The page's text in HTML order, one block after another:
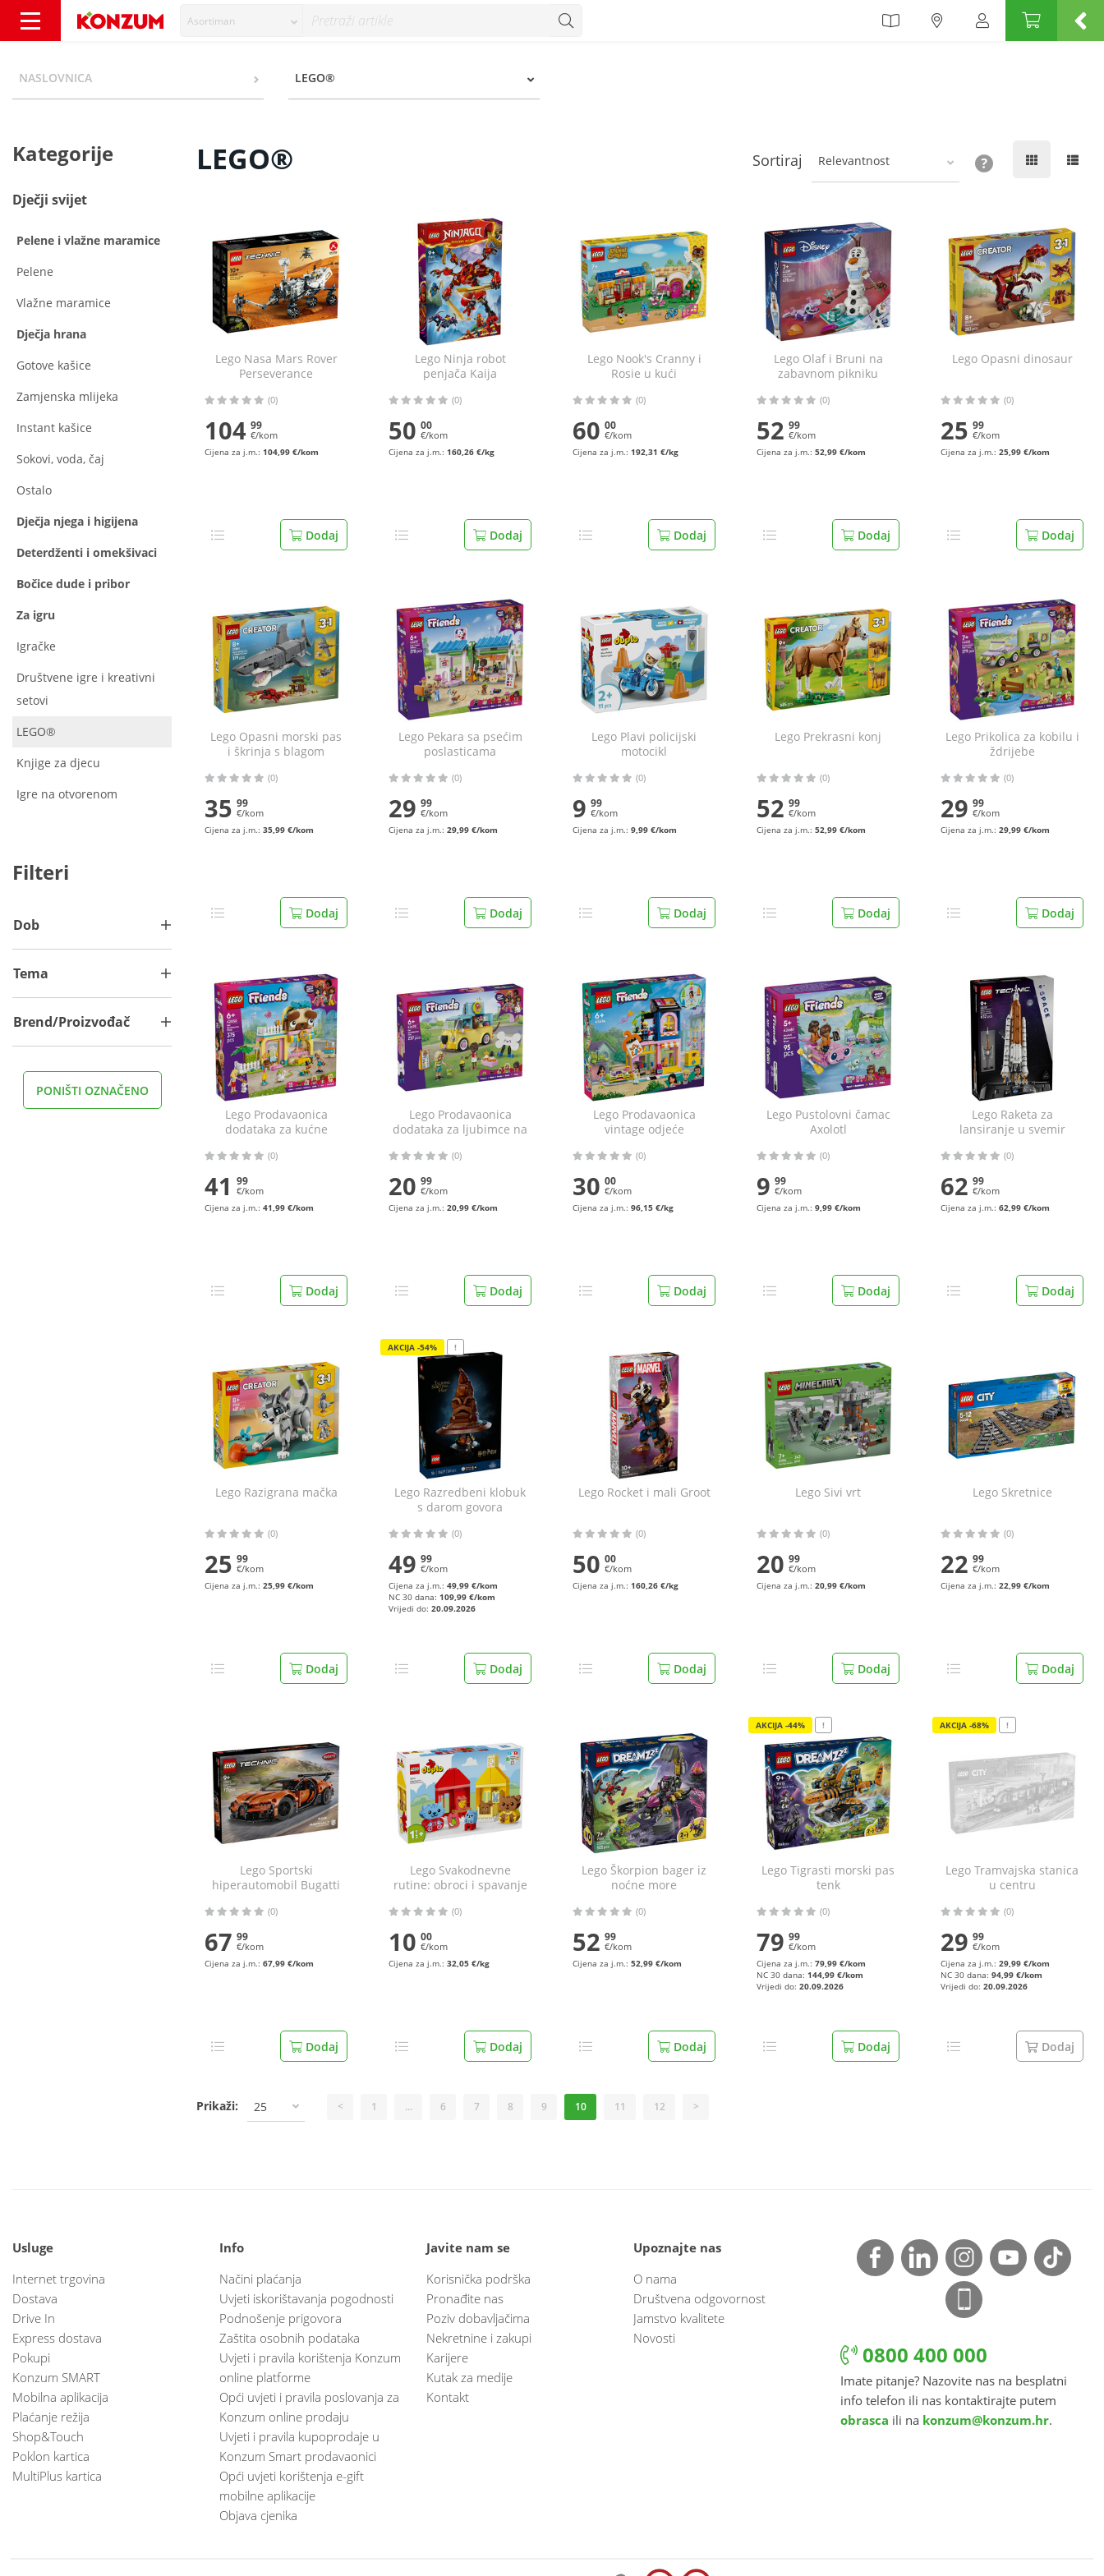
Asortiman
NASLOVNICA LEGO®
Kategorije
Dječji svijet
Pelene i vlažne maramice
Pelene
Vlažne maramice
Dječja hrana
Gotove kašice
Zamjenska mlijeka
Instant kašice
Sokovi, voda, čaj
Ostalo
Dječja njega i higijena
Deterdženti i omekšivaci
Bočice dude i pribor
Za igru
Igračke
Društvene igre i kreativni
setovi
LEGO®
Knjige za djecu
Igre na otvorenom
Filteri
Dob
Tema
Brend/Proizvođač
PONIŠTI OZNAČENO
LEGO® Sortiraj Relevantnost
Lego Nasa Mars Rover
Perseverance
(0)
104 99
€/kom
Cijena za j.m.: 104,99 €/kom
Dodaj
Lego Ninja robot
penjača Kaija
(0)
50 00
€/kom
Cijena za j.m.: 160,26 €/kg
Dodaj
Lego Nook's Cranny i
Rosie u kući
(0)
60 00
€/kom
Cijena za j.m.: 192,31 €/kg
Dodaj
Lego Olaf i Bruni na
zabavnom pikniku
(0)
52 99
€/kom
Cijena za j.m.: 52,99 €/kom
Dodaj
Lego Opasni dinosaur
(0)
25 99
€/kom
Cijena za j.m.: 25,99 €/kom
Dodaj
Lego Opasni morski pas
i škrinja s blagom
(0)
35 99
€/kom
Cijena za j.m.: 35,99 €/kom
Dodaj
Lego Pekara sa psećim
poslasticama
(0)
29 99
€/kom
Cijena za j.m.: 29,99 €/kom
Dodaj
Lego Plavi policijski
motocikl
(0)
9 99
€/kom
Cijena za j.m.: 9,99 €/kom
Dodaj
Lego Prekrasni konj
(0)
52 99
€/kom
Cijena za j.m.: 52,99 €/kom
Dodaj
Lego Prikolica za kobilu i
ždrijebe
(0)
29 99
€/kom
Cijena za j.m.: 29,99 €/kom
Dodaj
Lego Prodavaonica
dodataka za kućne
(0)
41 99
€/kom
Cijena za j.m.: 41,99 €/kom
Dodaj
Lego Prodavaonica
dodataka za ljubimce na
(0)
20 99
€/kom
Cijena za j.m.: 20,99 €/kom
Dodaj
Lego Prodavaonica
vintage odjeće
(0)
30 00
€/kom
Cijena za j.m.: 96,15 €/kg
Dodaj
Lego Pustolovni čamac
Axolotl
(0)
9 99
€/kom
Cijena za j.m.: 9,99 €/kom
Dodaj
Lego Raketa za
lansiranje u svemir
(0)
62 99
€/kom
Cijena za j.m.: 62,99 €/kom
Dodaj
Lego Razigrana mačka
(0)
25 99
€/kom
Cijena za j.m.: 25,99 €/kom
Dodaj
AKCIJA -54% !
Lego Razredbeni klobuk
s darom govora
(0)
49 99
€/kom
Cijena za j.m.: 49,99 €/kom
NC 30 dana: 109,99 €/kom
Vrijedi do: 20.09.2026
Dodaj
Lego Rocket i mali Groot
(0)
50 00
€/kom
Cijena za j.m.: 160,26 €/kg
Dodaj
Lego Sivi vrt
(0)
20 99
€/kom
Cijena za j.m.: 20,99 €/kom
Dodaj
Lego Skretnice
(0)
22 99
€/kom
Cijena za j.m.: 22,99 €/kom
Dodaj
Lego Sportski
hiperautomobil Bugatti
(0)
67 99
€/kom
Cijena za j.m.: 67,99 €/kom
Dodaj
Lego Svakodnevne
rutine: obroci i spavanje
(0)
10 00
€/kom
Cijena za j.m.: 32,05 €/kg
Dodaj
Lego Škorpion bager iz
noćne more
(0)
52 99
€/kom
Cijena za j.m.: 52,99 €/kom
Dodaj
AKCIJA -44% !
Lego Tigrasti morski pas
tenk
(0)
79 99
€/kom
Cijena za j.m.: 79,99 €/kom
NC 30 dana: 144,99 €/kom
Vrijedi do: 20.09.2026
Dodaj
AKCIJA -68% !
Lego Tramvajska stanica
u centru
(0)
29 99
€/kom
Cijena za j.m.: 29,99 €/kom
NC 30 dana: 94,99 €/kom
Vrijedi do: 20.09.2026
Dodaj
Prikaži: 25 < 1 ... 6 7 8 9 10 11 12 >
Usluge
Internet trgovina
Dostava
Drive In
Express dostava
Pokupi
Konzum SMART
Mobilna aplikacija
Plaćanje režija
Shop&Touch
Poklon kartica
MultiPlus kartica
Info
Načini plaćanja
Uvjeti iskorištavanja pogodnosti
Podnošenje prigovora
Zaštita osobnih podataka
Uvjeti i pravila korištenja Konzum
online platforme
Opći uvjeti i pravila poslovanja za
Konzum online prodaju
Uvjeti i pravila kupoprodaje u
Konzum Smart prodavaonici
Opći uvjeti korištenja e-gift
mobilne aplikacije
Objava cjenika
Javite nam se
Korisnička podrška
Pronađite nas
Poziv dobavljačima
Nekretnine i zakupi
Karijere
Kutak za medije
Kontakt
Upoznajte nas
O nama
Društvena odgovornost
Jamstvo kvalitete
Novosti
0800 400 000
Imate pitanje? Nazovite nas na besplatni
info telefon ili nas kontaktirajte putem
obrasca ili na konzum@konzum.hr.